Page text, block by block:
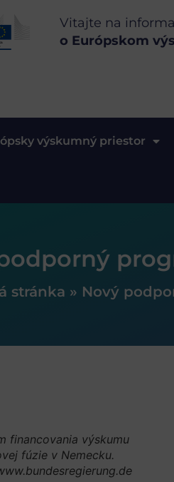
Vitajte na
o Európskom
výskumný priestor
stránka » Nový
financovania výskumu
fúzie v Nemecku.